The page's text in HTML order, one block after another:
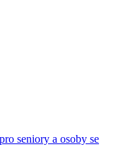
seniory a osoby se